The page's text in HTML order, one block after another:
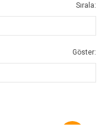
Sırala:
Göster: